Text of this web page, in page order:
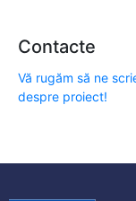
Contacte
Vă rugăm să ne
despre proiect!